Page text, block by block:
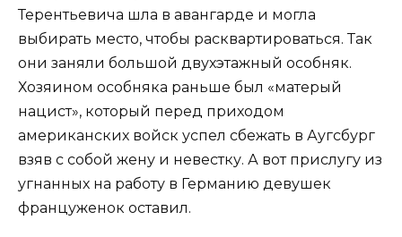
Терентьевича шла в авангарде и могла
выбирать место, чтобы расквартироваться. Так
они заняли большой двухэтажный особняк.
Хозяином особняка раньше был «матерый
нацист», который перед приходом
американских войск успел сбежать в Аугсбург
взяв с собой жену и невестку. А вот прислугу из
угнанных на работу в Германию девушек
француженок оставил.